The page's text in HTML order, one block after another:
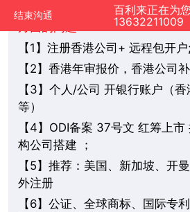
结束沟通
百利来正在为
13632211009
您好，我是在线人工客服，您是
【 1】注册香港公司+ 远程包开户;
【 2】香港年审报价，香港公司
【 3】个人/公司 开银行账户（香
等）
【 4】ODI备案 37号文 红筹上市
构公司搭建 ；
【 5】推荐：美国、新加坡、 开曼
外注册
【 6】公证、全球商标、国际专利